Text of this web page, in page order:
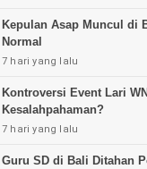
Kepulan Asap Muncul di
Normal
7 hari yang lalu
Kontroversi Event Lari
Kesalahpahaman?
7 hari yang lalu
Guru SD di Bali Ditahan